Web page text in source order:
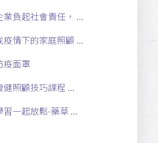
負起社會責任， ...
疫情下的家庭照顧 ...
疫面罩
健照顧技巧課程 ...
習一起放鬆-藥草 ...